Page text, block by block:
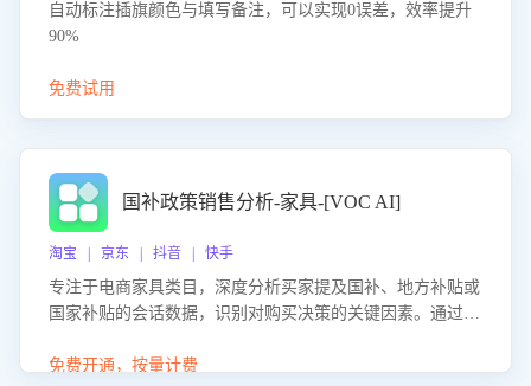
自动标注插旗颜色与填写备注，可以实现0误差，效率提升
90%
免费试用
国补政策销售分析-家具-[VOC AI]
淘宝 | 京东 | 抖音 | 快手
专注于电商家具类目，深度分析买家提及国补、地方补贴或
国家补贴的会话数据，识别对购买决策的关键因素。通过AI
化策略，助力商家利用国补政策提升GMV。
免费开通，按量计费